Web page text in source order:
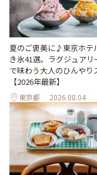
夏のご褒美に♪東京ホテ
き氷41選。ラグジュアリ
で味わう大人のひんやり
【2026年最新】
東京都 2026.08.04